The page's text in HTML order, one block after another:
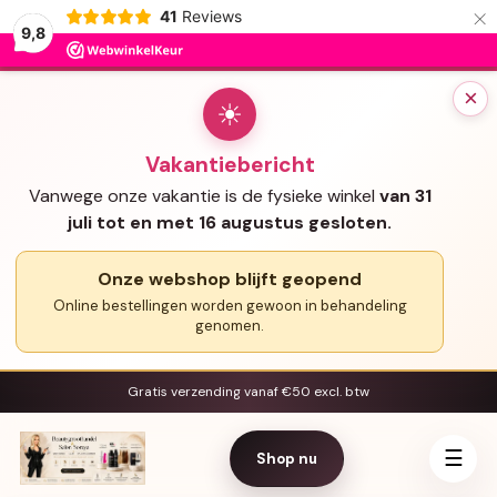
9,8
41 Reviews ×
×
☀
Vakantiebericht
Vanwege onze vakantie is de fysieke winkel van 31
juli tot en met 16 augustus gesloten.
Onze webshop blijft geopend
Online bestellingen worden gewoon in behandeling
genomen.
Gratis verzending vanaf €50 excl. btw
Shop nu ☰